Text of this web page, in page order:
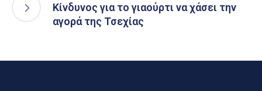
Κίνδυνος για το γιαούρτι να χάσει την
αγορά της Τσεχίας